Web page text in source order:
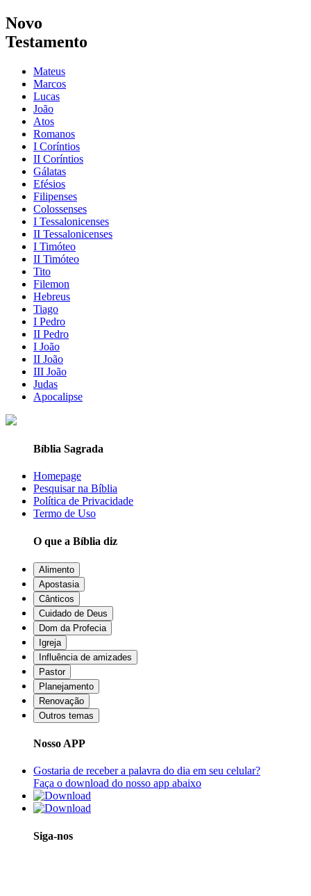
Novo
Testamento
Mateus
Marcos
Lucas
João
Atos
Romanos
I Coríntios
II Coríntios
Gálatas
Efésios
Filipenses
Colossenses
I Tessalonicenses
II Tessalonicenses
I Timóteo
II Timóteo
Tito
Filemon
Hebreus
Tiago
I Pedro
II Pedro
I João
II João
III João
Judas
Apocalipse
Bíblia Sagrada
Homepage
Pesquisar na Bíblia
Política de Privacidade
Termo de Uso
O que a Bíblia diz
Alimento
Apostasia
Cânticos
Cuidado de Deus
Dom da Profecia
Igreja
Influência de amizades
Pastor
Planejamento
Renovação
Outros temas
Nosso APP
Gostaria de receber a palavra do dia em seu celular?
Faça o download do nosso app abaixo
Siga-nos